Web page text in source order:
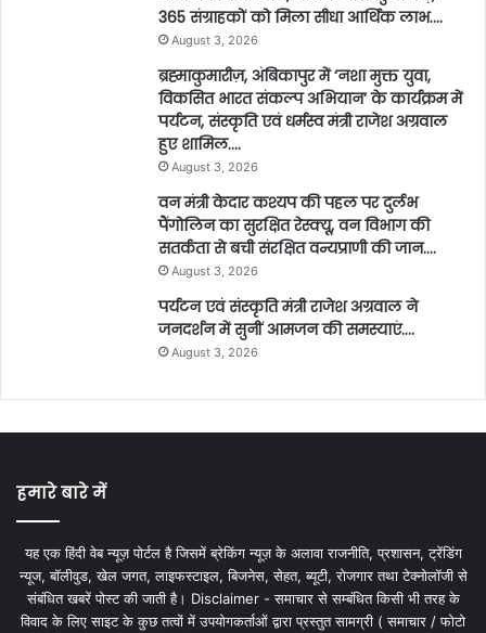
365 संग्राहकों को मिला सीधा आर्थिक लाभ….
August 3, 2026
ब्रह्माकुमारीज़, अंबिकापुर में ‘नशा मुक्त युवा,
विकसित भारत संकल्प अभियान’ के कार्यक्रम में
पर्यटन, संस्कृति एवं धर्मस्व मंत्री राजेश अग्रवाल
हुए शामिल….
August 3, 2026
वन मंत्री केदार कश्यप की पहल पर दुर्लभ
पैंगोलिन का सुरक्षित रेस्क्यू, वन विभाग की
सतर्कता से बची संरक्षित वन्यप्राणी की जान….
August 3, 2026
पर्यटन एवं संस्कृति मंत्री राजेश अग्रवाल ने
जनदर्शन में सुनीं आमजन की समस्याएं….
August 3, 2026
हमारे बारे में
यह एक हिंदी वेब न्यूज़ पोर्टल है जिसमें ब्रेकिंग न्यूज़ के अलावा राजनीति, प्रशासन, ट्रेंडिंग
न्यूज, बॉलीवुड, खेल जगत, लाइफस्टाइल, बिजनेस, सेहत, ब्यूटी, रोजगार तथा टेक्नोलॉजी से
संबंधित खबरें पोस्ट की जाती है। Disclaimer - समाचार से सम्बंधित किसी भी तरह के
विवाद के लिए साइट के कुछ तत्वों में उपयोगकर्ताओं द्वारा प्रस्तुत सामग्री ( समाचार / फोटो